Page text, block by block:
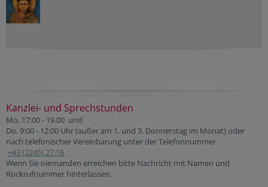
Kanzlei- und Sprechstunden
Mo, 17:00 - 19.00 und
Do, 9:00 - 12:00 Uhr (außer am 1. und 3. Donnerstag im Monat) oder
nach telefonischer Vereinbarung unter der Telefonnummer
+43 (2245) 27 16.
Wenn Sie niemanden erreichen bitte Nachricht mit Namen und
Rückrufnummer hinterlassen.